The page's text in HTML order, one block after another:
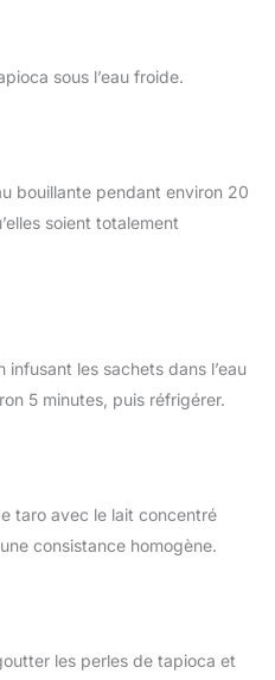
sous l’eau froide.
bouillante pendant environ 20
soient totalement
infusant les sachets dans l’eau
5 minutes, puis réfrigérer.
taro avec le lait concentré
consistance homogène.
les perles de tapioca et